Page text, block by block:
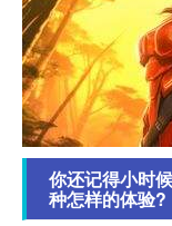
你还记得小时
种怎样的体验?